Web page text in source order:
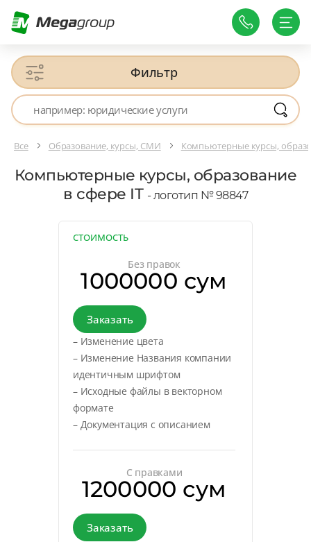
Фильтр
Все Образование, курсы, СМИ Компьютерные курсы,
Компьютерные курсы, образование
в сфере IT - логотип № 98847
СТОИМОСТЬ
Без правок
1000000 сум
Заказать
– Изменение цвета
– Изменение Названия компании
идентичным шрифтом
– Исходные файлы в векторном
формате
– Документация с описанием
С правками
1200000 сум
Заказать